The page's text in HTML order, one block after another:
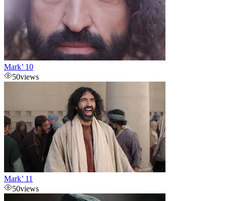
Mark’ 10
50views
Mark’ 11
50views